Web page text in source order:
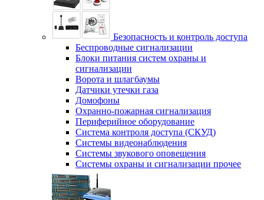
Безопасность и контроль доступа
Беспроводные сигнализации
Блоки питания систем охраны и
сигнализации
Ворота и шлагбаумы
Датчики утечки газа
Домофоны
Охранно-пожарная сигнализация
Периферийное оборудование
Система контроля доступа (СКУД)
Системы видеонаблюдения
Системы звукового оповещения
Системы охраны и сигнализации прочее